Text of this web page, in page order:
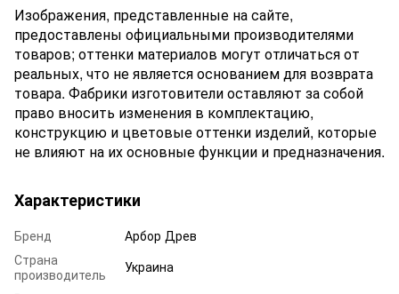
Изображения, представленные на сайте,
предоставлены официальными производителями
товаров; оттенки материалов могут отличаться от
реальных, что не является основанием для возврата
товара. Фабрики изготовители оставляют за собой
право вносить изменения в комплектацию,
конструкцию и цветовые оттенки изделий, которые
не влияют на их основные функции и предназначения.
Характеристики
Бренд
Арбор Древ
Страна
производитель
Украина